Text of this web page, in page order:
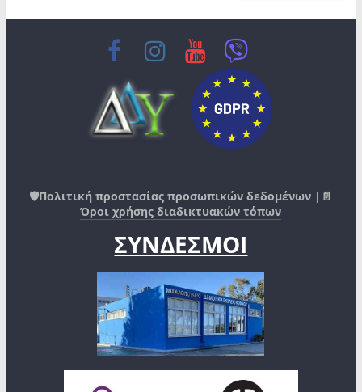
🛡️Πολιτική προστασίας προσωπικών δεδομένων |📄
Όροι χρήσης διαδικτυακών τόπων
ΣΥΝΔΕΣΜΟΙ